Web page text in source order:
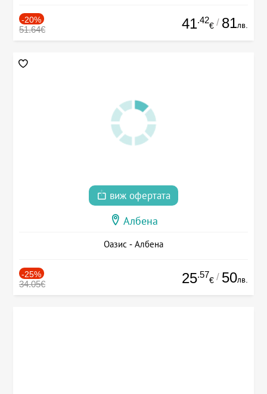
-20%
51.64€ 41.42
€ / 81лв.
виж офертата
Албена
Оазис - Албена
-25%
34.05€ 25.57
€ / 50лв.